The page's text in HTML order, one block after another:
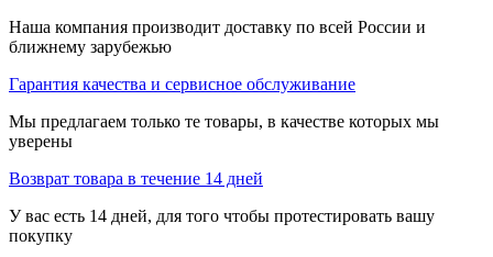
Наша компания производит доставку по всей России и
ближнему зарубежью
Гарантия качества и сервисное обслуживание
Мы предлагаем только те товары, в качестве которых мы
уверены
Возврат товара в течение 14 дней
У вас есть 14 дней, для того чтобы протестировать вашу
покупку